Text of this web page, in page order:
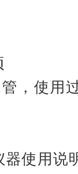
，使用
器使用说